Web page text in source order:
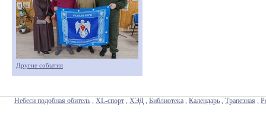
Другие события
Небеси подобная обитель , XL-спорт , ХЭД , Библиотека , Календарь , Трапезная ,